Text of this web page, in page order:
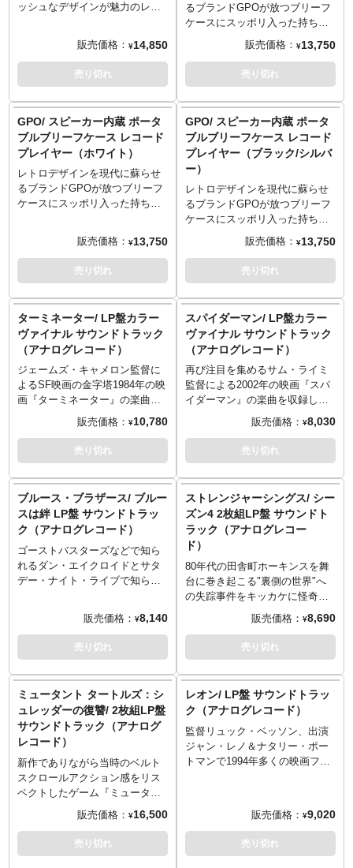
・2種（33rpm、45rpm）の回転
スピード対応
・横幅約42cm x 奥行約32cm x
高さ約11cm
トロールも出来るのでお好みの
音楽を楽しむ事も可能です。映
画サントラやお好きな音楽をレ
コードで楽しむ贅沢なひと時を
イトカラーのセットとなりま
す。
※この商品は入荷数の減数など
によりご予約をキャンセル頂く
場合や、分納での入荷となる場
合がございます。
※この商品のパッケージは輸送
ございます。そのためパッケー
ジの交換対応は承ることが出来
かねますのでご了承ください。
・ピッチコントロール機能
・3種（33rpm、45rpm、
78rpm）の回転スピード対応
・7インチ盤（ドーナツ盤）用の
アダプター付属
・オートストップ機能
・外付けスピーカー×2
・横幅約40.5cm x 奥行約31cm
x 高さ約8cm
・重量約3.7kg
トロールも出来るのでお好みの
スピードに変化も可能。ヘッド
音楽を楽しむ事も可能です。映
画サントラやお好きな音楽をレ
コードで楽しむ贅沢なひと時を
ックカラーのセットとなりま
す。
※この商品は入荷数の減数など
によりご予約をキャンセル頂く
場合や、分納での入荷となる場
合がございます。
※この商品のパッケージは輸送
用の保護材となりますため、多
ございます。そのためパッケー
ジの交換対応は承ることが出来
かねますのでご了承ください。
・ピッチコントロール機能
・3種（33rpm、45rpm、
78rpm）の回転スピード対応
・7インチ盤（ドーナツ盤）用の
アダプター付属
・オートストップ機能
・外付けスピーカー×2
・横幅約40.5cm x 奥行約31cm
x 高さ約8cm
・重量約3.7kg
ッシュなデザインが魅力のレコ
蔵型なので、手軽にレコードで
音楽を楽しめるのもGOODで
す。回転数は33rpm、45rpm、
78rpmに対応し7インチ盤（ドー
しています。さらにピッチコン
トロールも出来るのでお好みの
スピードに変化も可能。ヘッド
ホンも接続可能なので、一人で
音楽を楽しむ事も可能です。映
画サントラやお好きな音楽をレ
コードで楽しむ贅沢なひと時を
用の保護材となりますため、多
少の傷やダメージがある場合も
ございます。そのためパッケー
かねますのでご了承ください。
＜製品仕様＞
・ピッチコントロール機能
・3種（33rpm、45rpm、
78rpm）の回転スピード対応
・7インチ盤（ドーナツ盤）用の
アダプター付属
・スピーカー内臓
・MP3接続用3.5mmコネクショ
高さ約11.5cm
・重量約2.3kg
販売価格： ¥14,850
売り切れ
るブランドGPOが放つブリーフ
ケースにスッポリ入った持ち運
びにも最適な軽量ポータブルレ
コードプレイヤー。ふたを閉じ
ればレトロなブリーフケースに
早変わり！インテリアにも最適
で、手軽にレコードで音楽を楽
しめるのもGOODです。回転数
は33rpm、45rpm、78rpmに対応
し7インチ盤（ドーナツ盤）用の
アダプターも付属しています。
ヘッドホンも接続可能なので、
一人で音楽を楽しむ事も可能で
す。映画サントラやお好きな音
と時を過ごしませんか？こちら
はターコイズカラーとなりま
用の保護材となりますため、多
少の傷やダメージがある場合も
ございます。そのためパッケー
ジの交換対応は承ることが出来
かねますのでご了承ください。
＜製品仕様＞
・3種（33rpm、45rpm、
・7インチ盤（ドーナツ盤）用の
アダプター付属
・オートストップ機能
・横幅約35.5cm x 奥行約
27.5cm x 高さ約13cm
・重量約2.5kg
販売価格： ¥13,750
売り切れ
GPO/ スピーカー内蔵 ポータ
ブルブリーフケース レコード
プレイヤー（ホワイト）
レトロデザインを現代に蘇らせ
るブランドGPOが放つブリーフ
ケースにスッポリ入った持ち運
コードプレイヤー。ふたを閉じ
ればレトロなブリーフケースに
早変わり！インテリアにも最適
です。スピーカー内蔵型なの
しめるのもGOODです。回転数
は33rpm、45rpm、78rpmに対応
し7インチ盤（ドーナツ盤）用の
アダプターも付属しています。
ヘッドホンも接続可能なので、
一人で音楽を楽しむ事も可能で
す。映画サントラやお好きな音
と時を過ごしませんか？こちら
はホワイトカラーとなります。
※この商品は入荷数の減数など
場合や、分納での入荷となる場
合がございます。
※この商品のパッケージは輸送
用の保護材となりますため、多
少の傷やダメージがある場合も
ございます。そのためパッケー
ジの交換対応は承ることが出来
・3種（33rpm、45rpm、
78rpm）の回転スピード対応
・7インチ盤（ドーナツ盤）用の
・オートストップ機能
・スピーカー内臓
・横幅約35.5cm x 奥行約
27.5cm x 高さ約13cm
・重量約2.5kg
販売価格： ¥13,750
売り切れ
GPO/ スピーカー内蔵 ポータ
ブルブリーフケース レコード
プレイヤー（ブラック/シルバ
ー）
レトロデザインを現代に蘇らせ
るブランドGPOが放つブリーフ
ケースにスッポリ入った持ち運
びにも最適な軽量ポータブルレ
コードプレイヤー。ふたを閉じ
ればレトロなブリーフケースに
早変わり！インテリアにも最適
しめるのもGOODです。回転数
は33rpm、45rpm、78rpmに対応
し7インチ盤（ドーナツ盤）用の
アダプターも付属しています。
ヘッドホンも接続可能なので、
一人で音楽を楽しむ事も可能で
す。映画サントラやお好きな音
楽をレコードで楽しむ贅沢なひ
と時を過ごしませんか？こちら
はブラック/シルバーカラーとな
用の保護材となりますため、多
少の傷やダメージがある場合も
ございます。そのためパッケー
ジの交換対応は承ることが出来
かねますのでご了承ください。
＜製品仕様＞
・3種（33rpm、45rpm、
・7インチ盤（ドーナツ盤）用の
アダプター付属
・オートストップ機能
・横幅約35.5cm x 奥行約
27.5cm x 高さ約13cm
・重量約2.5kg
販売価格： ¥13,750
売り切れ
ターミネーター/ LP盤カラー
ヴァイナル サウンドトラック
（アナログレコード）
ジェームズ・キャメロン監督に
よるSF映画の金字塔1984年の映
画『ターミネーター』の楽曲を
収録したLP盤のサウンドトラッ
ク。その後シリーズを重ね大人
気シリーズとなるターミネータ
ー一作目の音楽をアナログで楽
しめば、また違った映画の世界
観を楽しみ方を発見できるかも
知れません！ジャケットもレコ
ード自体もインテリアとしても
使用できそうですね！
販売価格： ¥10,780
売り切れ
スパイダーマン/ LP盤カラー
ヴァイナル サウンドトラック
（アナログレコード）
再び注目を集めるサム・ライミ
監督による2002年の映画『スパ
イダーマン』の楽曲を収録した
LP盤のサウンドトラック。バッ
トマンを始め多くの作品で音楽
を務めるダニー・エルフマンに
よる楽曲が詰まった一枚。映画
の楽曲をアナログレコードで楽
しめば、また違った映画の世界
観を楽しみ方を発見できるかも
知れません！ジャケットもレコ
ード自体もインテリアとしても
使用できそうですね！
※この商品は入荷数の減数など
によりご予約をキャンセル頂く
場合や、分納での入荷となる場
販売価格： ¥8,030
売り切れ
ブルース・ブラザース/ ブルー
スは絆 LP盤 サウンドトラッ
ク（アナログレコード）
ゴーストバスターズなどで知ら
れるダン・エイクロイドとサタ
デー・ナイト・ライブで知られ
デビューアルバム『ブルースは
絆』のLP盤。その後『ブルー
ス・ブラザース』など映画化も
ですね。ジャケットはインテリ
アとしても使用できそうです
ね！
※この商品は入荷数の減数など
によりご予約をキャンセル頂く
場合や、分納での入荷となる場
合がございます。
1.Opening: I Can't Turn You
Loose
2.Hey Bartender
販売価格： ¥8,140
売り切れ
ストレンジャーシングス/ シー
ズン4 2枚組LP盤 サウンドト
ラック（アナログレコー
ド）
80年代の田舎町ホーキンスを舞
台に巻き起こる"裏側の世界"へ
の失踪事件をキッカケに怪奇な
現象に巻き込まれていくNetflix
オリジナルドラマ『ストレンジ
ャー・シングス 未知の世界』最
新シーズンとなるシーズン4の楽
印象的なケイト・ブッシュの
「Running Up That Hill」も収
録。ジャケットはインテリアと
しても使用できそうですね！
＜収録内容＞
Remix) - Journey
2.California Dreamin' - the Beach
販売価格： ¥8,690
売り切れ
ミュータント タートルズ：シ
ュレッダーの復讐/ 2枚組LP盤
サウンドトラック（アナログ
レコード）
新作でありながら当時のベルト
スクロールアクション感をリス
ペクトしたゲーム『ミュータン
ト タートルズ：シュレッダーの
復讐』の楽曲を収録したLP盤の
サウンドトラック。80年代から
90年代にかけてのエレクトロ、
販売価格： ¥16,500
売り切れ
レオン/ LP盤 サウンドトラッ
ク（アナログレコード）
監督リュック・ベッソン、出演
ジャン・レノ＆ナタリー・ポー
トマンで1994年多くの映画ファ
浮かべながら、収録の楽曲をア
ナログレコードで楽しめば、き
っとその世界にさらに没入出来
販売価格： ¥9,020
売り切れ